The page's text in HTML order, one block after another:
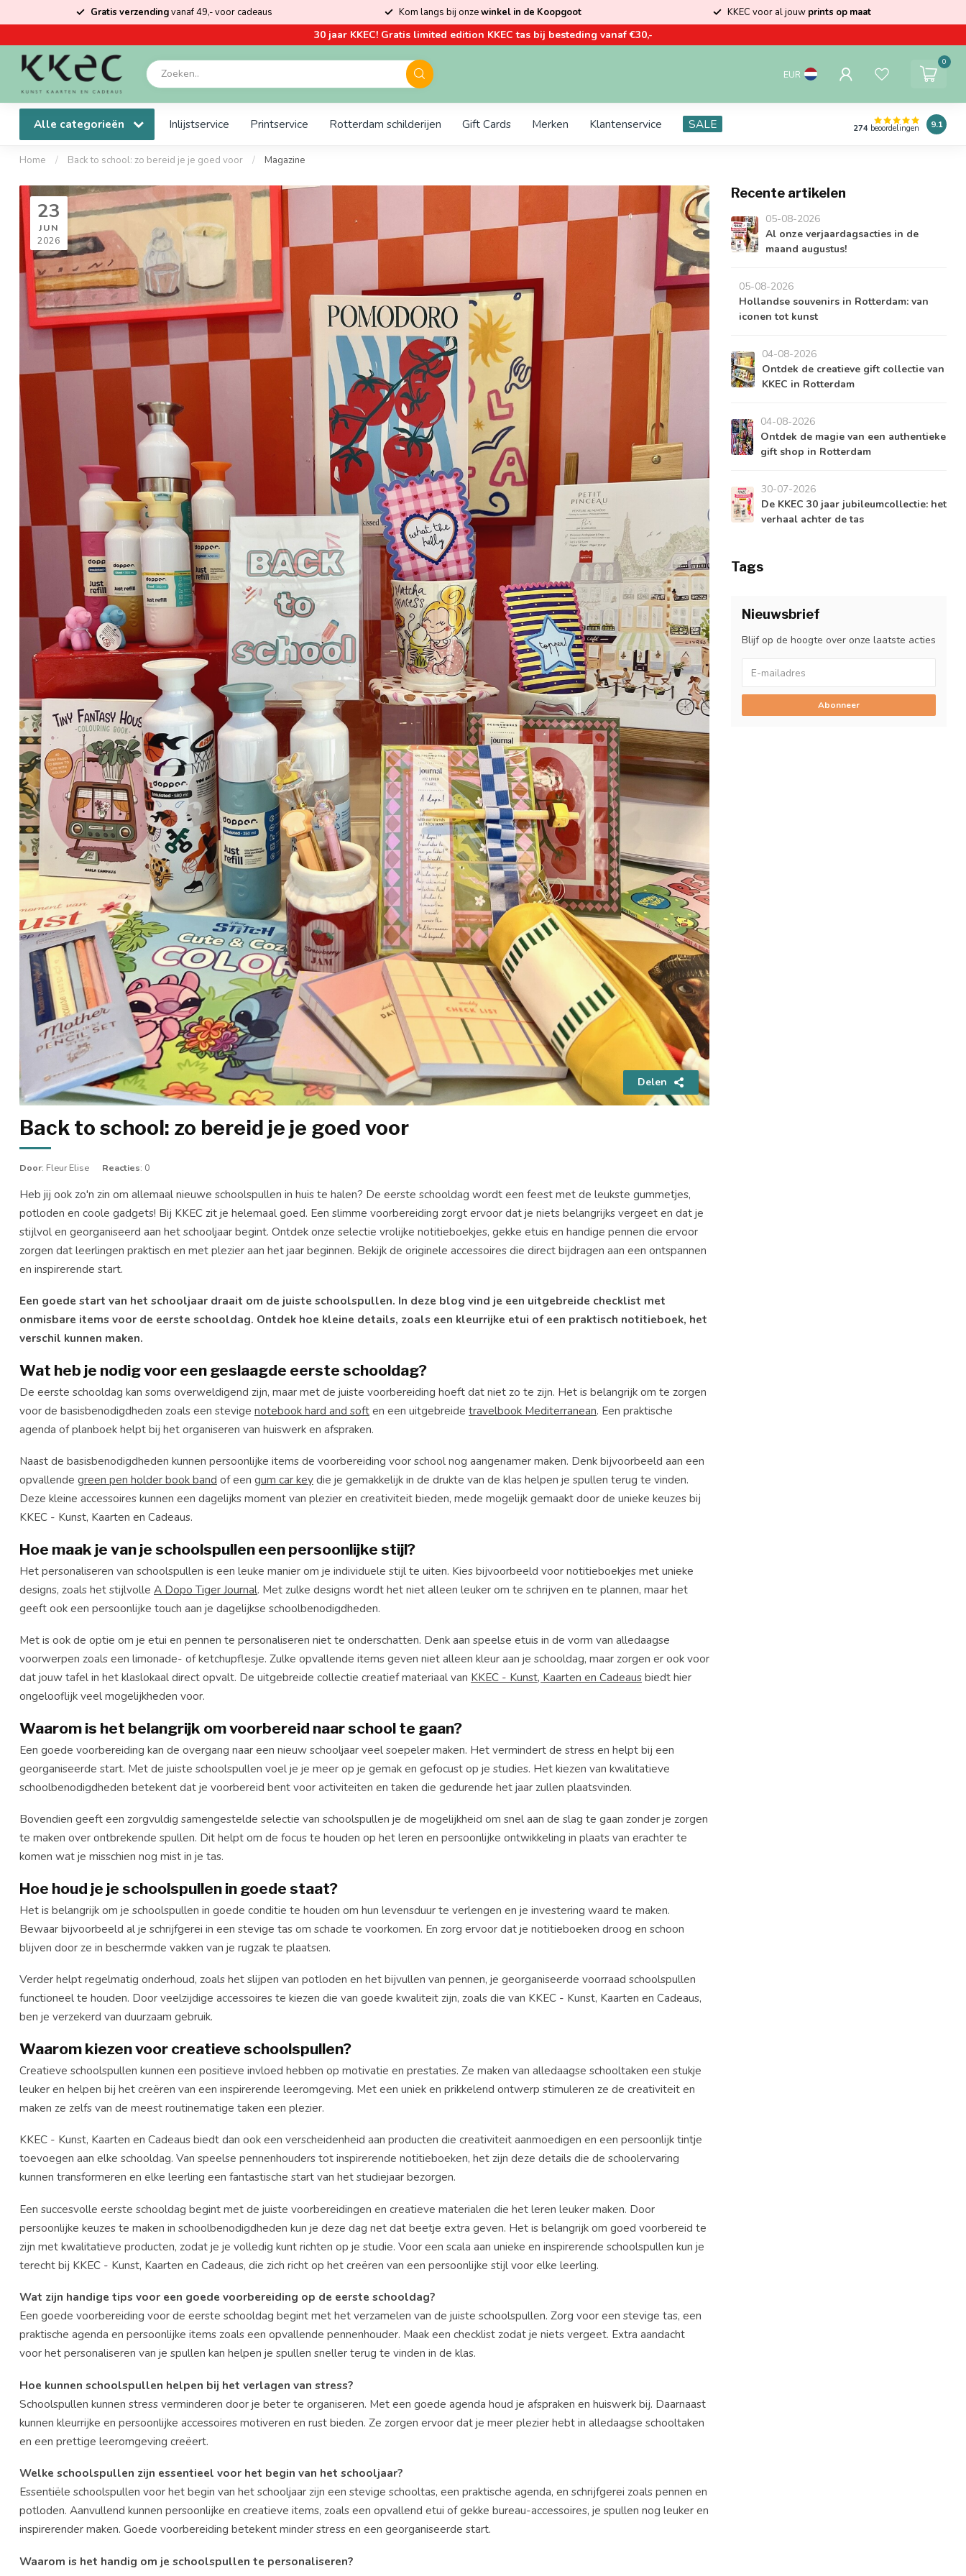
Gratis verzendingvanaf 49,- voor cadeaus Kom langs bij onzewinkel in de Koopgoot KKEC voor al jouw prints op maat
30 jaar KKEC! Gratis limited edition KKEC tas bij besteding vanaf €30,-
EUR
0
Alle categorieën Inlijstservice Printservice Rotterdam schilderijen Gift Cards Merken Klantenservice SALE 274 beoordelingen 9.1
Home / Back to school: zo bereid je je goed voor / Magazine
23
JUN
2026
Delen
Back to school: zo bereid je je goed voor
Door: Fleur Elise Reacties: 0
Heb jij ook zo'n zin om allemaal nieuwe schoolspullen in huis te halen? De eerste schooldag wordt een feest met de leukste gummetjes,
potloden en coole gadgets! Bij KKEC zit je helemaal goed. Een slimme voorbereiding zorgt ervoor dat je niets belangrijks vergeet en dat je
stijlvol en georganiseerd aan het schooljaar begint. Ontdek onze selectie vrolijke notitieboekjes, gekke etuis en handige pennen die ervoor
zorgen dat leerlingen praktisch en met plezier aan het jaar beginnen. Bekijk de originele accessoires die direct bijdragen aan een ontspannen
en inspirerende start.
Een goede start van het schooljaar draait om de juiste schoolspullen. In deze blog vind je een uitgebreide checklist met
onmisbare items voor de eerste schooldag. Ontdek hoe kleine details, zoals een kleurrijke etui of een praktisch notitieboek, het
verschil kunnen maken.
Wat heb je nodig voor een geslaagde eerste schooldag?
De eerste schooldag kan soms overweldigend zijn, maar met de juiste voorbereiding hoeft dat niet zo te zijn. Het is belangrijk om te zorgen
voor de basisbenodigdheden zoals een stevige notebook hard and soften een uitgebreide travelbook Mediterranean. Een praktische
agenda of planboek helpt bij het organiseren van huiswerk en afspraken.
Naast de basisbenodigdheden kunnen persoonlijke items de voorbereiding voor school nog aangenamer maken. Denk bijvoorbeeld aan een
opvallende green pen holder book band of een gum car keydie je gemakkelijk in de drukte van de klas helpen je spullen terug te vinden.
Deze kleine accessoires kunnen een dagelijks moment van plezier en creativiteit bieden, mede mogelijk gemaakt door de unieke keuzes bij
KKEC - Kunst, Kaarten en Cadeaus.
Hoe maak je van je schoolspullen een persoonlijke stijl?
Het personaliseren van schoolspullen is een leuke manier om je individuele stijl te uiten. Kies bijvoorbeeld voor notitieboekjes met unieke
designs, zoals het stijlvolle A Dopo Tiger Journal. Met zulke designs wordt het niet alleen leuker om te schrijven en te plannen, maar het
geeft ook een persoonlijke touch aan je dagelijkse schoolbenodigdheden.
Met is ook de optie om je etui en pennen te personaliseren niet te onderschatten. Denk aan speelse etuis in de vorm van alledaagse
voorwerpen zoals een limonade- of ketchupflesje. Zulke opvallende items geven niet alleen kleur aan je schooldag, maar zorgen er ook voor
dat jouw tafel in het klaslokaal direct opvalt. De uitgebreide collectie creatief materiaal van KKEC - Kunst, Kaarten en Cadeausbiedt hier
ongelooflijk veel mogelijkheden voor.
Waarom is het belangrijk om voorbereid naar school te gaan?
Een goede voorbereiding kan de overgang naar een nieuw schooljaar veel soepeler maken. Het vermindert de stress en helpt bij een
georganiseerde start. Met de juiste schoolspullen voel je je meer op je gemak en gefocust op je studies. Het kiezen van kwalitatieve
schoolbenodigdheden betekent dat je voorbereid bent voor activiteiten en taken die gedurende het jaar zullen plaatsvinden.
Bovendien geeft een zorgvuldig samengestelde selectie van schoolspullen je de mogelijkheid om snel aan de slag te gaan zonder je zorgen
te maken over ontbrekende spullen. Dit helpt om de focus te houden op het leren en persoonlijke ontwikkeling in plaats van erachter te
komen wat je misschien nog mist in je tas.
Hoe houd je je schoolspullen in goede staat?
Het is belangrijk om je schoolspullen in goede conditie te houden om hun levensduur te verlengen en je investering waard te maken.
Bewaar bijvoorbeeld al je schrijfgerei in een stevige tas om schade te voorkomen. En zorg ervoor dat je notitieboeken droog en schoon
blijven door ze in beschermde vakken van je rugzak te plaatsen.
Verder helpt regelmatig onderhoud, zoals het slijpen van potloden en het bijvullen van pennen, je georganiseerde voorraad schoolspullen
functioneel te houden. Door veelzijdige accessoires te kiezen die van goede kwaliteit zijn, zoals die van KKEC - Kunst, Kaarten en Cadeaus,
ben je verzekerd van duurzaam gebruik.
Waarom kiezen voor creatieve schoolspullen?
Creatieve schoolspullen kunnen een positieve invloed hebben op motivatie en prestaties. Ze maken van alledaagse schooltaken een stukje
leuker en helpen bij het creëren van een inspirerende leeromgeving. Met een uniek en prikkelend ontwerp stimuleren ze de creativiteit en
maken ze zelfs van de meest routinematige taken een plezier.
KKEC - Kunst, Kaarten en Cadeaus biedt dan ook een verscheidenheid aan producten die creativiteit aanmoedigen en een persoonlijk tintje
toevoegen aan elke schooldag. Van speelse pennenhouders tot inspirerende notitieboeken, het zijn deze details die de schoolervaring
kunnen transformeren en elke leerling een fantastische start van het studiejaar bezorgen.
Een succesvolle eerste schooldag begint met de juiste voorbereidingen en creatieve materialen die het leren leuker maken. Door
persoonlijke keuzes te maken in schoolbenodigdheden kun je deze dag net dat beetje extra geven. Het is belangrijk om goed voorbereid te
zijn met kwalitatieve producten, zodat je je volledig kunt richten op je studie. Voor een scala aan unieke en inspirerende schoolspullen kun je
terecht bij KKEC - Kunst, Kaarten en Cadeaus, die zich richt op het creëren van een persoonlijke stijl voor elke leerling.
Wat zijn handige tips voor een goede voorbereiding op de eerste schooldag?
Een goede voorbereiding voor de eerste schooldag begint met het verzamelen van de juiste schoolspullen. Zorg voor een stevige tas, een
praktische agenda en persoonlijke items zoals een opvallende pennenhouder. Maak een checklist zodat je niets vergeet. Extra aandacht
voor het personaliseren van je spullen kan helpen je spullen sneller terug te vinden in de klas.
Hoe kunnen schoolspullen helpen bij het verlagen van stress?
Schoolspullen kunnen stress verminderen door je beter te organiseren. Met een goede agenda houd je afspraken en huiswerk bij. Daarnaast
kunnen kleurrijke en persoonlijke accessoires motiveren en rust bieden. Ze zorgen ervoor dat je meer plezier hebt in alledaagse schooltaken
en een prettige leeromgeving creëert.
Welke schoolspullen zijn essentieel voor het begin van het schooljaar?
Essentiële schoolspullen voor het begin van het schooljaar zijn een stevige schooltas, een praktische agenda, en schrijfgerei zoals pennen en
potloden. Aanvullend kunnen persoonlijke en creatieve items, zoals een opvallend etui of gekke bureau-accessoires, je spullen nog leuker en
inspirerender maken. Goede voorbereiding betekent minder stress en een georganiseerde start.
Waarom is het handig om je schoolspullen te personaliseren?
Recente artikelen
05-08-2026
Al onze verjaardagsacties in de
maand augustus!
05-08-2026
Hollandse souvenirs in Rotterdam: van
iconen tot kunst
04-08-2026
Ontdek de creatieve gift collectie van
KKEC in Rotterdam
04-08-2026
Ontdek de magie van een authentieke
gift shop in Rotterdam
30-07-2026
De KKEC 30 jaar jubileumcollectie: het
verhaal achter de tas
Tags
Nieuwsbrief
Blijf op de hoogte over onze laatste acties
Abonneer